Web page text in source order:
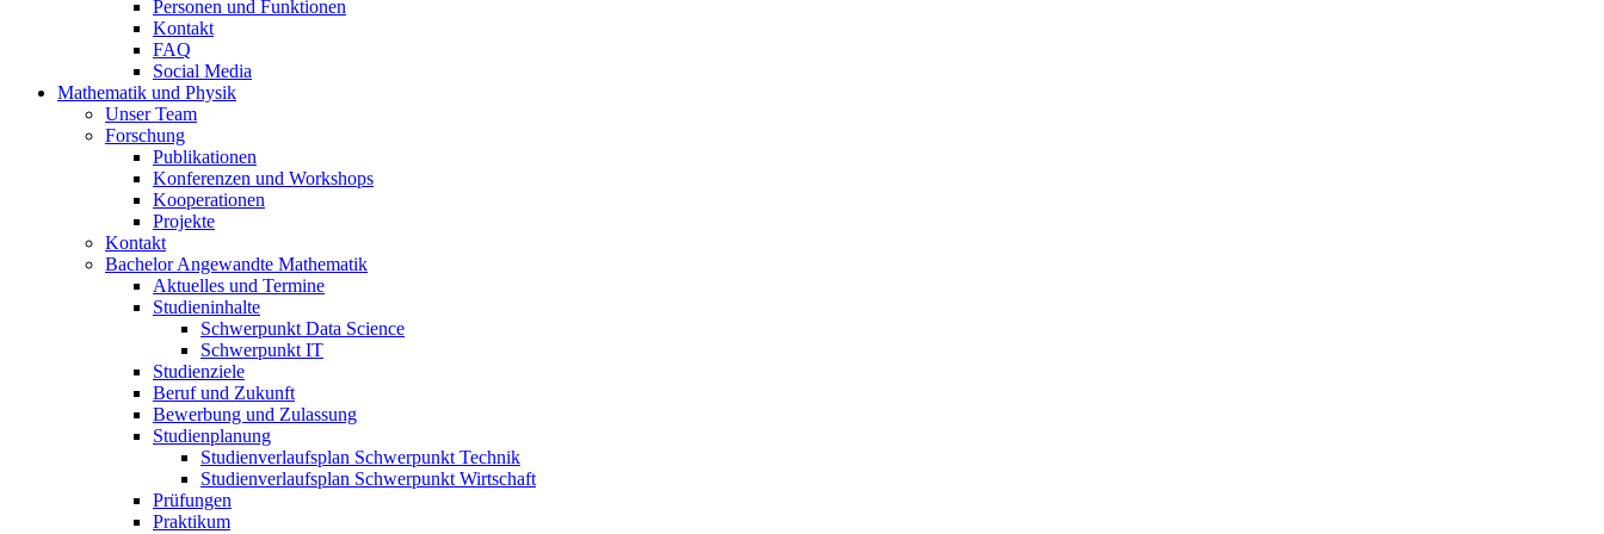
Personen und Funktionen
Kontakt
FAQ
Social Media
Mathematik und Physik
Unser Team
Forschung
Publikationen
Konferenzen und Workshops
Kooperationen
Projekte
Kontakt
Bachelor Angewandte Mathematik
Aktuelles und Termine
Studieninhalte
Schwerpunkt Data Science
Schwerpunkt IT
Studienziele
Beruf und Zukunft
Bewerbung und Zulassung
Studienplanung
Studienverlaufsplan Schwerpunkt Technik
Studienverlaufsplan Schwerpunkt Wirtschaft
Prüfungen
Praktikum